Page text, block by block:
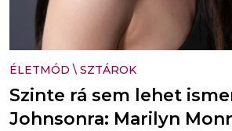
ÉLETMÓD \ SZTÁROK
Szinte rá sem lehet
Johnsonra: Marilyn